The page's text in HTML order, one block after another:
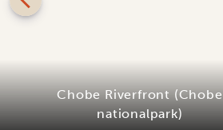
Chobe Riverfront (Chobe
nationalpark)